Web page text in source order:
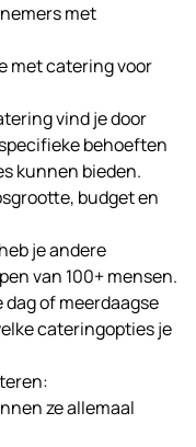
met
met catering voor
vind je door
behoeften
kunnen bieden.
budget en
je andere
van 100+ mensen.
dag of meerdaagse
cateringopties je
ze allemaal